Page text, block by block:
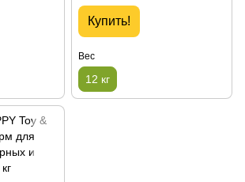
Купить!
Вес
12 кг